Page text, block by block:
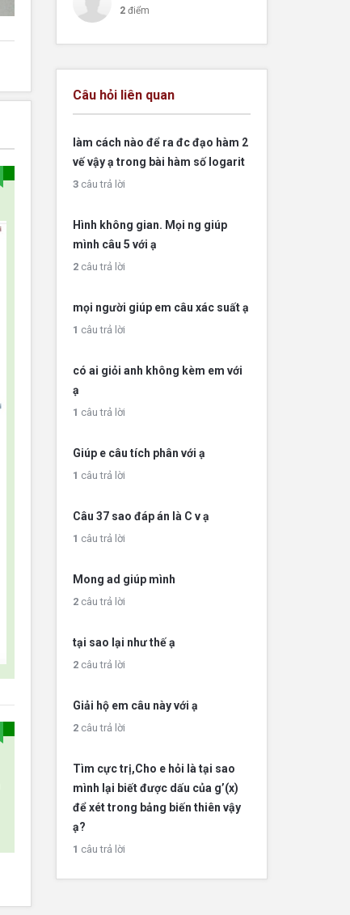
2điểm
Câu hỏi liên quan
làm cách nào để ra đc đạo hàm 2
vế vậy ạ trong bài hàm số logarit
3câu trả lời
Hình không gian. Mọi ng giúp
mình câu 5 với ạ
2câu trả lời
mọi người giúp em câu xác suất ạ
1 câu trả lời
có ai giỏi anh không kèm em với
ạ
1 câu trả lời
Giúp e câu tích phân với ạ
1 câu trả lời
Câu 37 sao đáp án là C v ạ
1 câu trả lời
Mong ad giúp mình
2câu trả lời
tại sao lại như thế ạ
2câu trả lời
Giải hộ em câu này với ạ
2câu trả lời
Tìm cực trị,Cho e hỏi là tại sao
mình lại biết được dấu của g’(x)
để xét trong bảng biến thiên vậy
ạ?
1 câu trả lời